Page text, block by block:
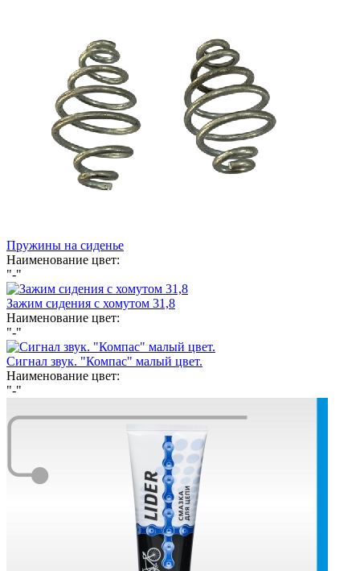
Пружины на сиденье
Наименование цвет:
"-"
Зажим сидения с хомутом 31,8
Наименование цвет:
"-"
Сигнал звук. "Компас" малый цвет.
Наименование цвет:
"-"